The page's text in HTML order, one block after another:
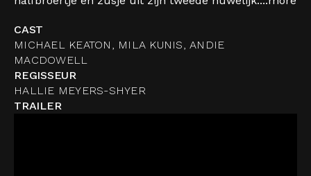
CAST
MICHAEL KEATON, MILA KUNIS, ANDIE
MACDOWELL
REGISSEUR
HALLIE MEYERS-SHYER
TRAILER